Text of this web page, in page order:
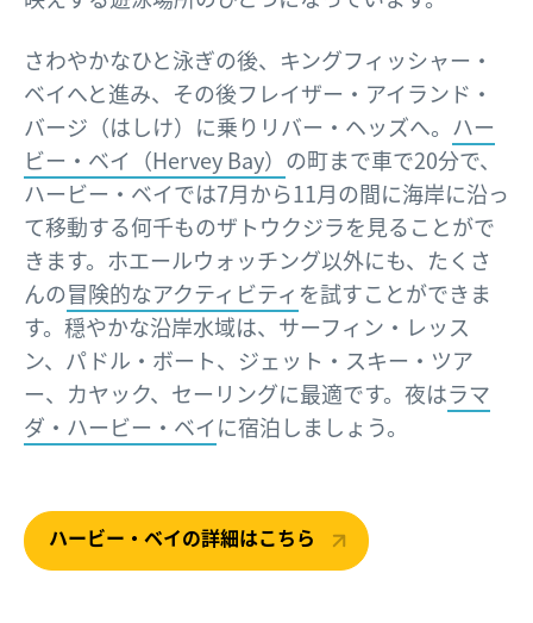
さわやかなひと泳ぎの後、キングフィッシャー・
ベイへと進み、その後フレイザー・アイランド・
バージ（はしけ）に乗りリバー・ヘッズへ。 ハー
ビー・ベイ（Hervey Bay） の町まで車で20分で、
ハービー・ベイでは7月から11月の間に海岸に沿っ
て移動する何千ものザトウクジラを見ることがで
きます。ホエールウォッチング以外にも、たくさ
んの冒険的なアクティビティ を試すことができま
す。穏やかな沿岸水域は、サーフィン・レッス
ン、パドル・ボート、ジェット・スキー・ツア
ー、カヤック、セーリングに最適です。夜はラマ
ダ・ハービー・ベイに宿泊しましょう。
ハービー・ベイの詳細はこちら